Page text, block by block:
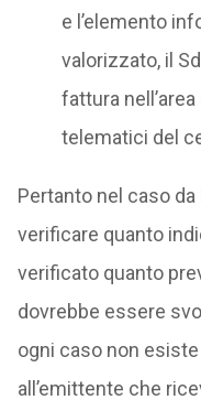
e l’elemento
valorizzato, il
fattura
telematici del
Pertanto nel caso
verificare quanto
verificato quanto
dovrebbe essere
ogni caso non
all’emittente che